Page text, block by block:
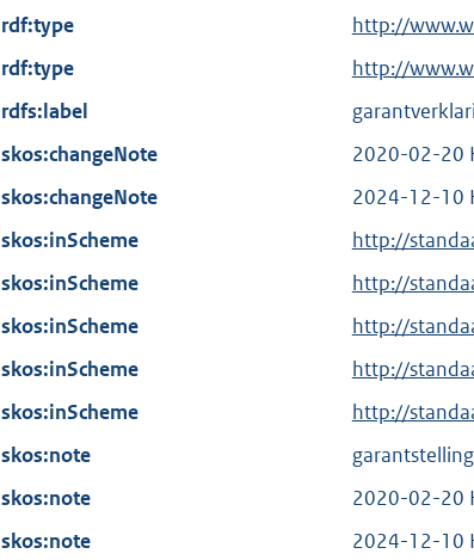
e
r
l
i
n
:
x
e
r
n
l
i
n
:
rdf:type
E
x
e
r
n
l
i
n
:
http://
rdf:type
E
e
r
n
l
i
n
:
http://
rdfs:label
skos:changeNote
2020-02-20
skos:changeNote
2024-12-10
skos:inScheme
http://
skos:inScheme
http://
skos:inScheme
http://
skos:inScheme
http://
skos:inScheme
http://
skos:note
skos:note
2020-02-20
skos:note
2024-12-10